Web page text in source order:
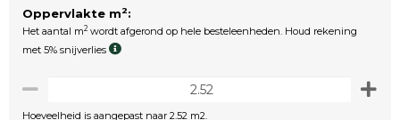
Oppervlakte m2:
Het aantal m2 wordt afgerond op hele besteleenheden. Houd rekening
met 5% snijverlies
Hoeveelheid is aangepast naar 2.52 m2.